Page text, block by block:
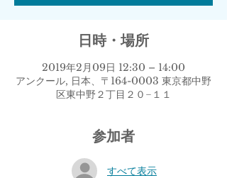
日時・場所
2019年2月09日 12:30 – 14:00
アンクール, 日本、〒164-0003 東京都中野
区東中野２丁目２０−１１
参加者
すべて表示